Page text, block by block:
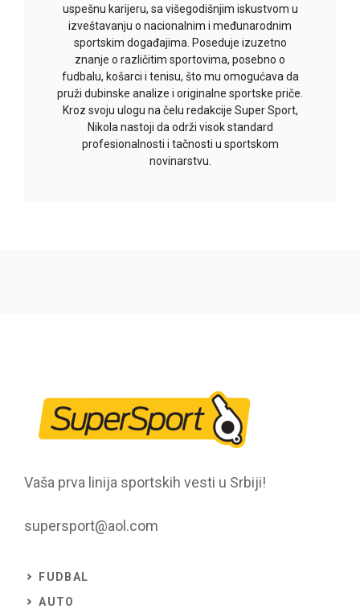
uspešnu karijeru, sa višegodišnjim iskustvom u
izveštavanju o nacionalnim i međunarodnim
sportskim događajima. Poseduje izuzetno
znanje o različitim sportovima, posebno o
fudbalu, košarci i tenisu, što mu omogućava da
pruži dubinske analize i originalne sportske priče.
Kroz svoju ulogu na čelu redakcije Super Sport,
Nikola nastoji da održi visok standard
profesionalnosti i tačnosti u sportskom
novinarstvu.
Vaša prva linija sportskih vesti u Srbiji!
supersport@aol.com
FUDBAL
AUTO